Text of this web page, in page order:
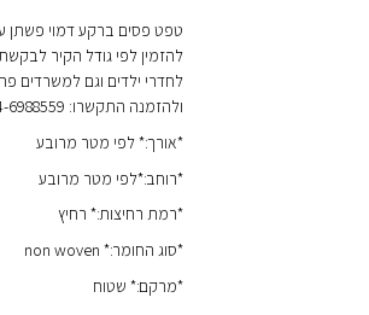
טפט פסים ברקע דמוי פשתן
להזמין לפי גודל הקיר
לחדרי ילדים וגם למשרדים
ולהזמנה התקשרו: 054-6988559
*אורך:* לפי מטר מרובע
*רוחב:*לפי מטר מרובע
*רמת רחיצות:* רחיץ
*סוג החומר:* non woven
*מרקם:* שטוח